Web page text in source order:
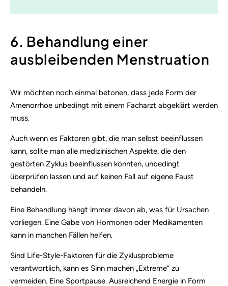
6. Behandlung einer
ausbleibenden Menstruation
Wir möchten noch einmal betonen, dass jede Form der
Amenorrhoe unbedingt mit einem Facharzt abgeklärt werden
muss.
Auch wenn es Faktoren gibt, die man selbst beeinflussen
kann, sollte man alle medizinischen Aspekte, die den
gestörten Zyklus beeinflussen könnten, unbedingt
überprüfen lassen und auf keinen Fall auf eigene Faust
behandeln.
Eine Behandlung hängt immer davon ab, was für Ursachen
vorliegen. Eine Gabe von Hormonen oder Medikamenten
kann in manchen Fällen helfen.
Sind Life-Style-Faktoren für die Zyklusprobleme
verantwortlich, kann es Sinn machen „Extreme“ zu
vermeiden. Eine Sportpause. Ausreichend Energie in Form